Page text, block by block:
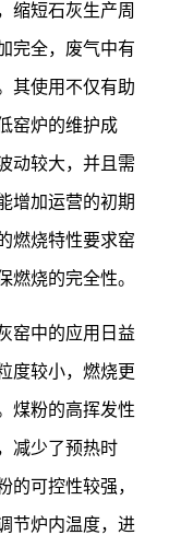
缩短石灰生产周
完全，废气中有
其使用不仅有助
窑炉的维护成
动较大，并且需
增加运营的初期
燃烧特性要求窑
燃烧的完全性。
窑中的应用日益
度较小，燃烧更
煤粉的高挥发性
减少了预热时
的可控性较强，
节炉内温度，进